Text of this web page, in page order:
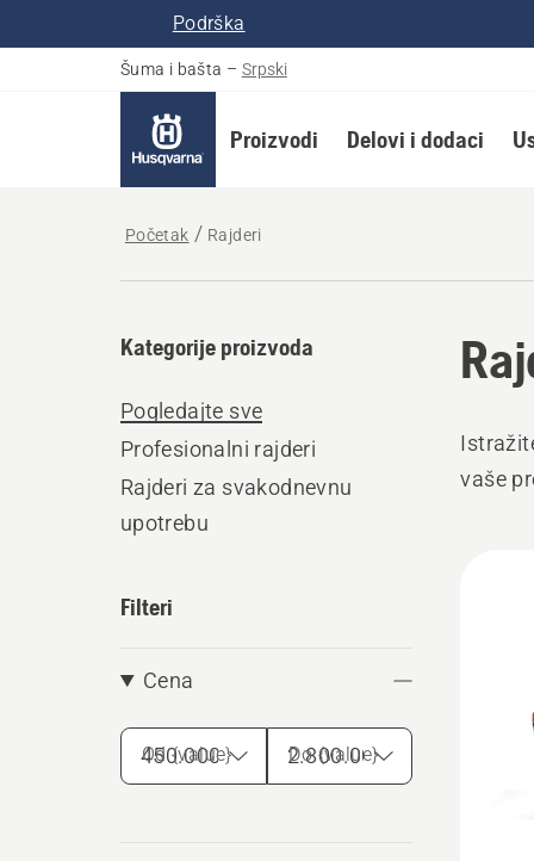
Podrška
Šuma i bašta – Srpski
Proizvodi Delovi i dodaci
Početak Rajderi
Kategorije proizvoda
Pogledajte sve
Profesionalni rajderi
Rajderi za svakodnevnu
upotrebu
Filteri
Cena
Od {value} Do {value}
vaše